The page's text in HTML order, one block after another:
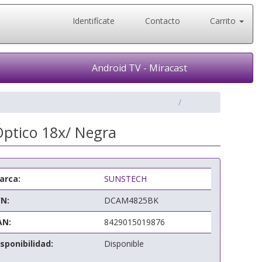
Identifícate Contacto Carrito
Android TV - Miracast
18x/ Negra
SUNSTECH
DCAM4825BK
8429015019876
Disponible